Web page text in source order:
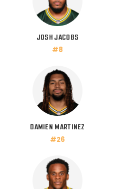
JOSH JACOBS
#8
DAMIEN MARTINEZ
#26